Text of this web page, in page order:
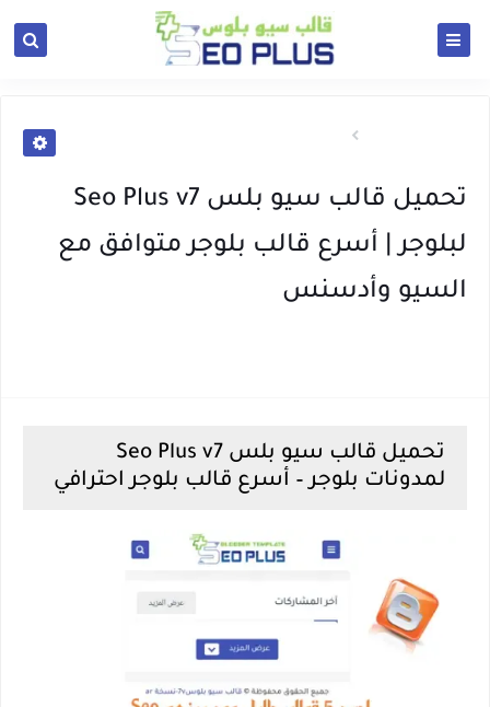
تحميل قالب سيو بلس Seo Plus v7
لبلوجر | أسرع قالب بلوجر متوافق مع
السيو وأدسنس
تحميل قالب سيو بلس Seo Plus v7
لمدونات بلوجر – أسرع قالب بلوجر احترافي